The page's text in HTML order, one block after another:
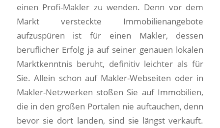
einen Profi-Makler zu wenden. Denn vor dem
Markt versteckte Immobilienangebote
aufzuspüren ist für einen Makler, dessen
beruflicher Erfolg ja auf seiner genauen lokalen
Marktkenntnis beruht, definitiv leichter als für
Sie. Allein schon auf Makler-Webseiten oder in
Makler-Netzwerken stoßen Sie auf Immobilien,
die in den großen Portalen nie auftauchen, denn
bevor sie dort landen, sind sie längst verkauft.